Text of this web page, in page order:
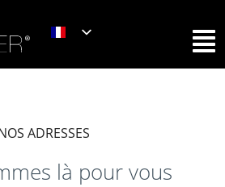
ADRESSES
là pour vous